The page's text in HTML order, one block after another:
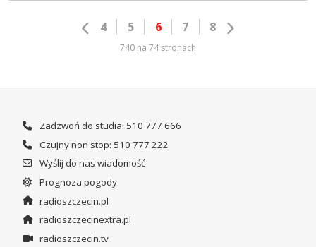
4 5 6 7 8
740 na 74 stronach
Zadzwoń do studia: 510 777 666
Czujny non stop: 510 777 222
Wyślij do nas wiadomość
Prognoza pogody
radioszczecin.pl
radioszczecinextra.pl
radioszczecin.tv